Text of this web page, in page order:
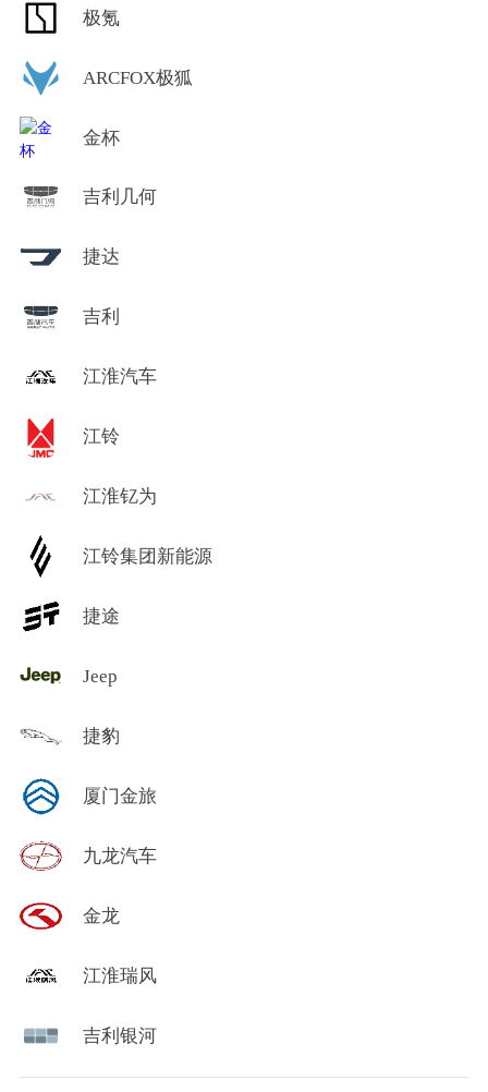
极氪
ARCFOX极狐
金杯
吉利几何
捷达
吉利
江淮汽车
江铃
江淮钇为
江铃集团新能源
捷途
Jeep
捷豹
厦门金旅
九龙汽车
金龙
江淮瑞风
吉利银河